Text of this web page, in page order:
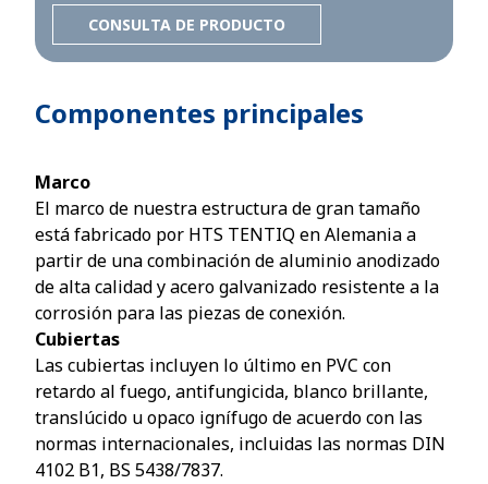
CONSULTA DE PRODUCTO
Componentes principales
Marco
El marco de nuestra estructura de gran tamaño
está fabricado por HTS TENTIQ en Alemania a
partir de una combinación de aluminio anodizado
de alta calidad y acero galvanizado resistente a la
corrosión para las piezas de conexión.
Cubiertas
Las cubiertas incluyen lo último en PVC con
retardo al fuego, antifungicida, blanco brillante,
translúcido u opaco ignífugo de acuerdo con las
normas internacionales, incluidas las normas DIN
4102 B1, BS 5438/7837.